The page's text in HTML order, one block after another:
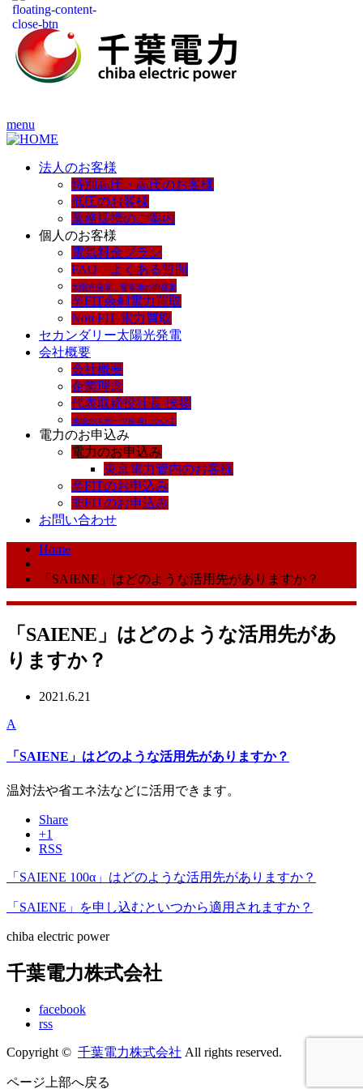
menu
法人のお客様
特別高圧・高圧のお客様
低圧のお客様
業務提携のご案内
個人のお客様
電気料金プラン
FAQ よくある質問
太陽光発電、蓄電池の御提案
卒FIT余剰電力買取
Non FIT 電力買取
セカンダリー太陽光発電
会社概要
会社概要
企業理念
代表取締役社長 挨拶
地域のスポーツ振興について
電力のお申込み
電力のお申込み
東京電力管内のお客様
卒FITのお申込み
非FITのお申込み
お問い合わせ
Home
「SAIENE」はどのような活用先がありますか？
「SAIENE」はどのような活用先があ
りますか？
2021.6.21
A
「SAIENE」はどのような活用先がありますか？
温対法や省エネ法などに活用できます。
Share
+1
RSS
「SAIENE 100α」はどのような活用先がありますか？
「SAIENE」を申し込むといつから適用されますか？
chiba electric power
千葉電力株式会社
facebook
rss
Copyright © 千葉電力株式会社 All rights reserved.
ページ上部へ戻る